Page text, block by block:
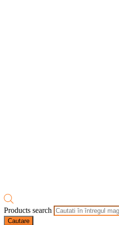
Products search
Cautare